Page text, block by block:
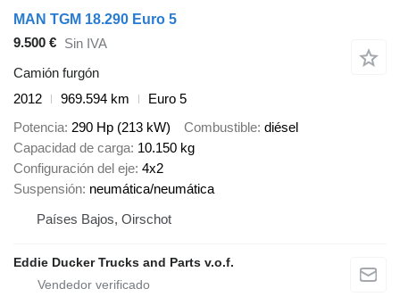
MAN TGM 18.290 Euro 5
9.500 € Sin IVA
Camión furgón
2012
969.594 km
Euro 5
Potencia 290 Hp (213 kW) Combustible diésel
Capacidad de carga 10.150 kg
Configuración del eje 4x2
Suspensión neumática/neumática
Países Bajos, Oirschot
Eddie Ducker Trucks and Parts v.o.f.